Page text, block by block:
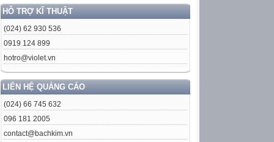
HỖ TRỢ KĨ THUẬT
(024) 62 930 536
0919 124 899
hotro@violet.vn
LIÊN HỆ QUẢNG CÁO
(024) 66 745 632
096 181 2005
contact@bachkim.vn